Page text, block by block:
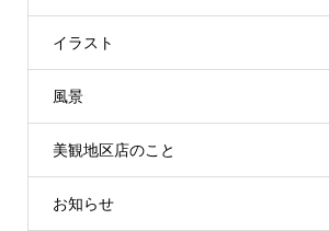
イラスト
風景
美観地区店のこと
お知らせ